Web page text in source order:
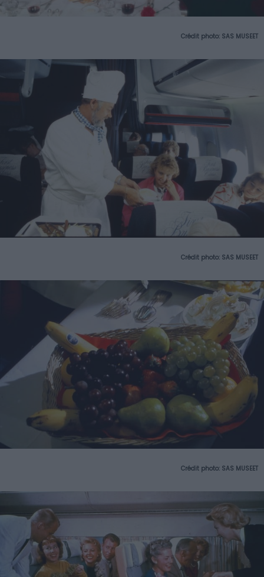
Crédit photo: SAS MUSEET
Crédit photo: SAS MUSEET
Crédit photo: SAS MUSEET